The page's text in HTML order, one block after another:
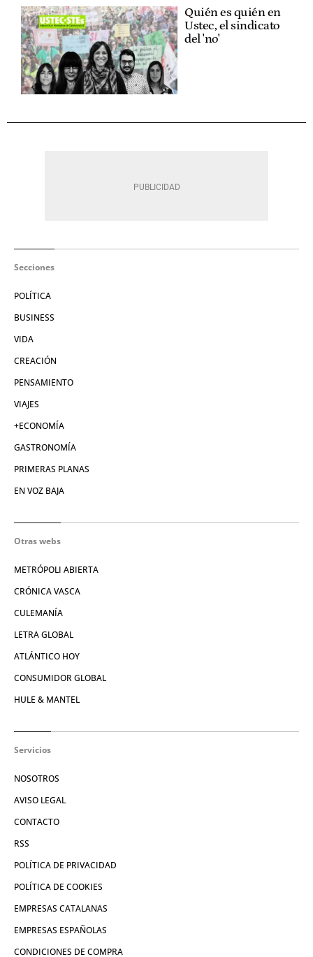
Quién es quién en
Ustec, el sindicato
del 'no'
Secciones
POLÍTICA
BUSINESS
VIDA
CREACIÓN
PENSAMIENTO
VIAJES
+ECONOMÍA
GASTRONOMÍA
PRIMERAS PLANAS
EN VOZ BAJA
Otras webs
METRÓPOLI ABIERTA
CRÓNICA VASCA
CULEMANÍA
LETRA GLOBAL
ATLÁNTICO HOY
CONSUMIDOR GLOBAL
HULE & MANTEL
Servicios
NOSOTROS
AVISO LEGAL
CONTACTO
RSS
POLÍTICA DE PRIVACIDAD
POLÍTICA DE COOKIES
EMPRESAS CATALANAS
EMPRESAS ESPAÑOLAS
CONDICIONES DE COMPRA